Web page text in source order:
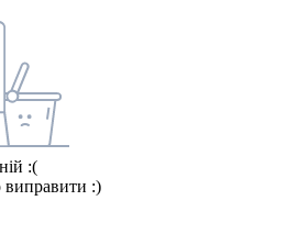
:(
виправити :)